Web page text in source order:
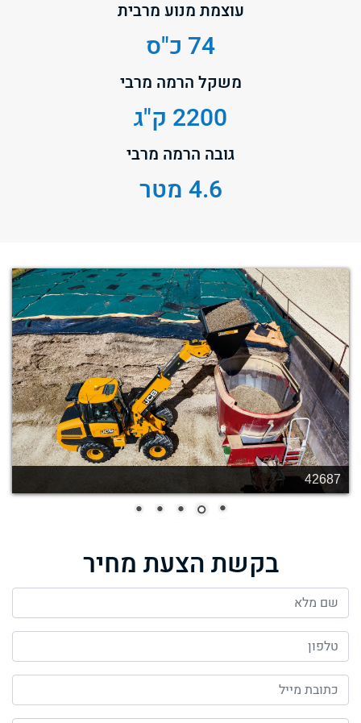
עוצמת מנוע מרבית
74 כ"ס
משקל הרמה מרבי
2200 ק"ג
גובה הרמה מרבי
4.6 מטר
42684
בקשת הצעת מחיר